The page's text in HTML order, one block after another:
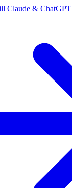
Claude & ChatGPT